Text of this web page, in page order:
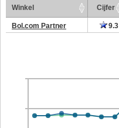
Winkel Cijfer
Bol.com Partner 9.3